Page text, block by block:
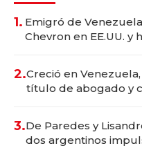
1. Emigró de
Chevron en EE.UU. y
2.Creció en
título de abogado y
3.De Paredes y
dos argentinos